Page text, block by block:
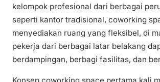
kelompok profesional dari berbagai
seperti kantor tradisional, coworking
menyediakan ruang yang fleksibel, di
pekerja dari berbagai latar belakang
berdampingan, berbagi fasilitas, dan